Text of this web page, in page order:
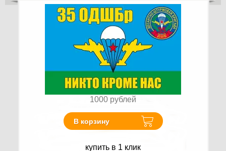
1000 рублей
В корзину
купить в 1 клик